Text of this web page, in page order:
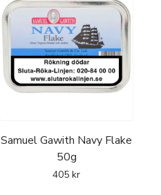
Samuel Gawith Navy Flake
50g
405 kr